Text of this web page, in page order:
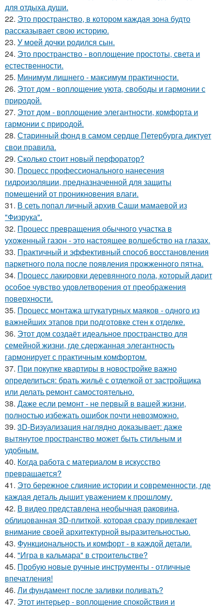
для отдыха души.
22. Это пространство, в котором каждая зона будто
рассказывает свою историю.
23. У моей дочки родился сын.
24. Это пространство - воплощение простоты, света и
естественности.
25. Минимум лишнего - максимум практичности.
26. Этот дом - воплощение уюта, свободы и гармонии с
природой.
27. Этот дом - воплощение элегантности, комфорта и
гармонии с природой.
28. Старинный фонд в самом сердце Петербурга диктует
свои правила.
29. Сколько стоит новый перфоратор?
30. Процесс профессионального нанесения
гидроизоляции, предназначенной для защиты
помещений от проникновения влаги.
31. В сеть попал личный архив Саши мамаевой из
"Физрука".
32. Процесс превращения обычного участка в
ухоженный газон - это настоящее волшебство на глазах.
33. Практичный и эффективный способ восстановления
паркетного пола после появления прожженного пятна.
34. Процесс лакировки деревянного пола, который дарит
особое чувство удовлетворения от преображения
поверхности.
35. Процесс монтажа штукатурных маяков - одного из
важнейших этапов при подготовке стен к отделке.
36. Этот дом создаёт идеальное пространство для
семейной жизни, где сдержанная элегантность
гармонирует с практичным комфортом.
37. При покупке квартиры в новостройке важно
определиться: брать жильё с отделкой от застройщика
или делать ремонт самостоятельно.
38. Даже если ремонт - не первый в вашей жизни,
полностью избежать ошибок почти невозможно.
39. 3D-Визуализация наглядно доказывает: даже
вытянутое пространство может быть стильным и
удобным.
40. Когда работа с материалом в искусство
превращается?
41. Это бережное слияние истории и современности, где
каждая деталь дышит уважением к прошлому.
42. В видео представлена необычная раковина,
облицованная 3D-плиткой, которая сразу привлекает
внимание своей архитектурной выразительностью.
43. Функциональность и комфорт - в каждой детали.
44. "Игра в кальмара" в строительстве?
45. Пробую новые ручные инструменты - отличные
впечатления!
46. Ли фундамент после заливки поливать?
47. Этот интерьер - воплощение спокойствия и